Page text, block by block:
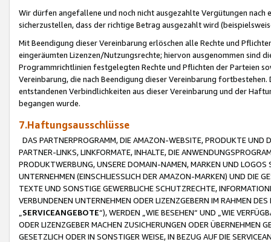
Wir dürfen angefallene und noch nicht ausgezahlte Vergütungen
sicherzustellen, dass der richtige Betrag ausgezahlt wird
Mit Beendigung dieser Vereinbarung erlöschen alle Rechte und
eingeräumten Lizenzen/Nutzungsrechte; hiervon ausgenommen sind
Programmrichtlinien festgelegten Rechte und Pflichten der Parteien
Vereinbarung, die nach Beendigung dieser Vereinbarung
entstandenen Verbindlichkeiten aus dieser Vereinbarung und der
begangen wurde.
7.Haftungsausschlüsse
DAS PARTNERPROGRAMM, DIE AMAZON-WEBSITE, PRODUKTE UND
PARTNER-LINKS, LINKFORMATE, INHALTE, DIE
PRODUKTWERBUNG, UNSERE DOMAIN-NAMEN, MARKEN UND
UNTERNEHMEN (EINSCHLIESSLICH DER AMAZON-MARKEN) UND DIE
TEXTE UND SONSTIGE GEWERBLICHE SCHUTZRECHTE,
VERBUNDENEN UNTERNEHMEN ODER LIZENZGEBERN IM RAHMEN
SERVICEANGEBOTE“), WERDEN „WIE BESEHEN“ UND „WIE
ODER LIZENZGEBER MACHEN ZUSICHERUNGEN ODER ÜBERNEHMEN
GESETZLICH ODER IN SONSTIGER WEISE, IN BEZUG AUF DIE